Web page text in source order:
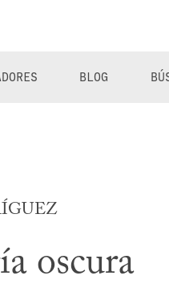
BLOG
oscura